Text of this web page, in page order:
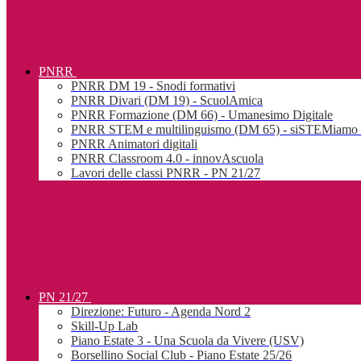
PNRR
PNRR DM 19 - Snodi formativi
PNRR Divari (DM 19) - ScuolAmica
PNRR Formazione (DM 66) - Umanesimo Digitale
PNRR STEM e multilinguismo (DM 65) - siSTEMiamo
PNRR Animatori digitali
PNRR Classroom 4.0 - innovAscuola
Lavori delle classi PNRR - PN 21/27
PN 21/27
Direzione: Futuro - Agenda Nord 2
Skill-Up Lab
Piano Estate 3 - Una Scuola da Vivere (USV)
Borsellino Social Club - Piano Estate 25/26